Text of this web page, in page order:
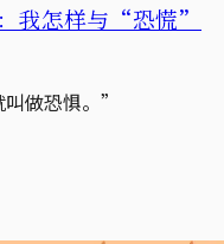
我怎样与“恐慌”
做恐惧。”